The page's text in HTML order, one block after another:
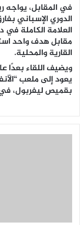
في المقابل، يواجه
الدوري الإسباني
مقابل هدف واحد
القارية والمحلية.
ويضيف اللقاء بعدًا
بقميص ليفربول،